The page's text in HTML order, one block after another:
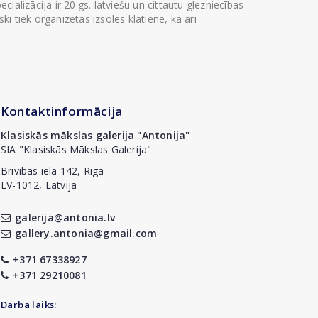
ir 20.gs. latviešu un cittautu glezniecības
tiek organizētas izsoles klātienē, kā arī
Kontaktinformācija
Klasiskās mākslas galerija "Antonija"
SIA "Klasiskās Mākslas Galerija"
Brīvības iela 142, Rīga
LV-1012, Latvija
galerija@antonia.lv
gallery.antonia@gmail.com
+371 67338927
+371 29210081
Darba laiks: